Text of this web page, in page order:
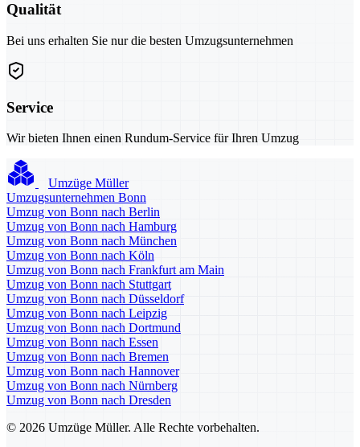
Qualität
Bei uns erhalten Sie nur die besten Umzugsunternehmen
Service
Wir bieten Ihnen einen Rundum-Service für Ihren Umzug
Umzüge Müller
Umzugsunternehmen Bonn
Umzug von Bonn nach Berlin
Umzug von Bonn nach Hamburg
Umzug von Bonn nach München
Umzug von Bonn nach Köln
Umzug von Bonn nach Frankfurt am Main
Umzug von Bonn nach Stuttgart
Umzug von Bonn nach Düsseldorf
Umzug von Bonn nach Leipzig
Umzug von Bonn nach Dortmund
Umzug von Bonn nach Essen
Umzug von Bonn nach Bremen
Umzug von Bonn nach Hannover
Umzug von Bonn nach Nürnberg
Umzug von Bonn nach Dresden
© 2026 Umzüge Müller. Alle Rechte vorbehalten.